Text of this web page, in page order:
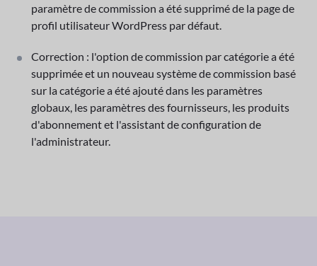
paramètre de commission a été supprimé de la page de
profil utilisateur WordPress par défaut.
Correction : l'option de commission par catégorie a été
supprimée et un nouveau système de commission basé
sur la catégorie a été ajouté dans les paramètres
globaux, les paramètres des fournisseurs, les produits
d'abonnement et l'assistant de configuration de
l'administrateur.